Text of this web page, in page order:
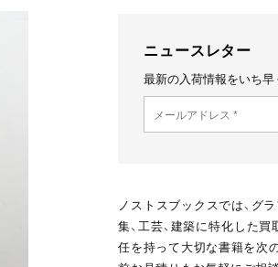
ニュースレター
最新の入荷情報をいち早
ノストスブックスでは、グ
集、工芸、建築に特化した
任を持って大切な書籍を次